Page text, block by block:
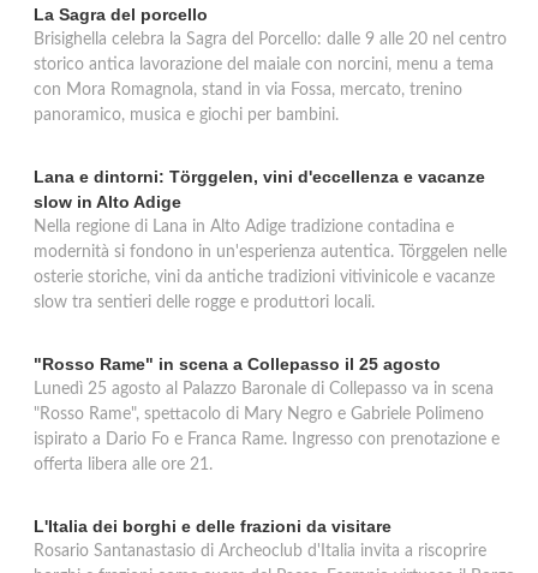
La Sagra del porcello
Brisighella celebra la Sagra del Porcello: dalle 9 alle 20 nel centro
storico antica lavorazione del maiale con norcini, menu a tema
con Mora Romagnola, stand in via Fossa, mercato, trenino
panoramico, musica e giochi per bambini.
Lana e dintorni: Törggelen, vini d'eccellenza e vacanze
slow in Alto Adige
Nella regione di Lana in Alto Adige tradizione contadina e
modernità si fondono in un'esperienza autentica. Törggelen nelle
osterie storiche, vini da antiche tradizioni vitivinicole e vacanze
slow tra sentieri delle rogge e produttori locali.
"Rosso Rame" in scena a Collepasso il 25 agosto
Lunedì 25 agosto al Palazzo Baronale di Collepasso va in scena
"Rosso Rame", spettacolo di Mary Negro e Gabriele Polimeno
ispirato a Dario Fo e Franca Rame. Ingresso con prenotazione e
offerta libera alle ore 21.
L'Italia dei borghi e delle frazioni da visitare
Rosario Santanastasio di Archeoclub d'Italia invita a riscoprire